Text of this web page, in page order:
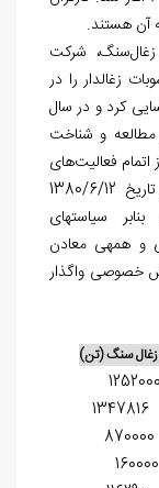
آن هستند.
شرکت
زغال‏دار را در
کرد و در سال
مطالعه و شناخت
فعالیت‌های
اکتشافی و گزارش پایان عملیات اکتشاف، در تاریخ 1380/6/12
سیاست‏های
و همه‏ی معادن
خصوصی واگذار
سنگ (تن)